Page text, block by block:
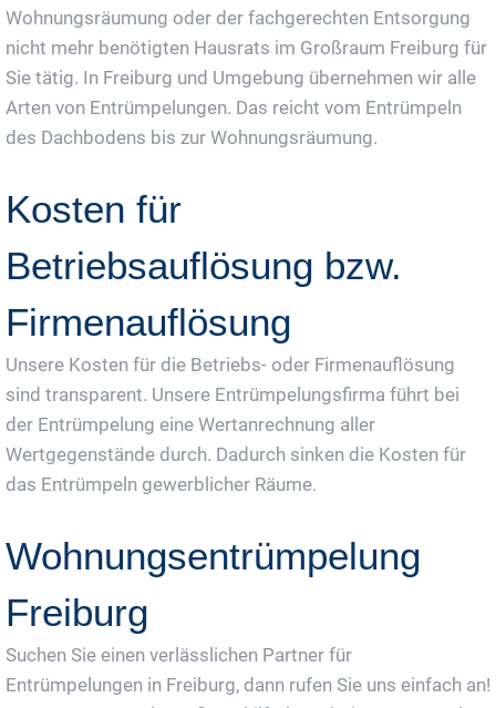
Wohnungsräumung oder der fachgerechten Entsorgung
nicht mehr benötigten Hausrats im Großraum Freiburg für
Sie tätig. In Freiburg und Umgebung übernehmen wir alle
Arten von Entrümpelungen. Das reicht vom Entrümpeln
des Dachbodens bis zur Wohnungsräumung.
Kosten für
Betriebsauflösung bzw.
Firmenauflösung
Unsere Kosten für die Betriebs- oder Firmenauflösung
sind transparent. Unsere Entrümpelungsfirma führt bei
der Entrümpelung eine Wertanrechnung aller
Wertgegenstände durch. Dadurch sinken die Kosten für
das Entrümpeln gewerblicher Räume.
Wohnungsentrümpelung
Freiburg
Suchen Sie einen verlässlichen Partner für
Entrümpelungen in Freiburg, dann rufen Sie uns einfach an!